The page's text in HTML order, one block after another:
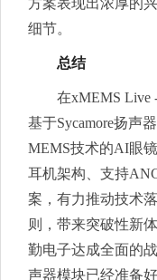
方案表现出浓厚的
细节。
总结
在xMEMS Live
基于Sycamore扬声
MEMS技术的AI眼
耳机架构、支持
案，有力推动技术
则，带来突破性新
勤电子达成全面的
声器模块已经准备